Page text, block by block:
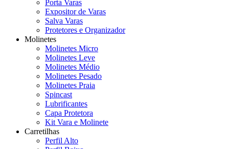
Porta Varas
Expositor de Varas
Salva Varas
Protetores e Organizador
Molinetes
Molinetes Micro
Molinetes Leve
Molinetes Médio
Molinetes Pesado
Molinetes Praia
Spincast
Lubrificantes
Capa Protetora
Kit Vara e Molinete
Carretilhas
Perfil Alto